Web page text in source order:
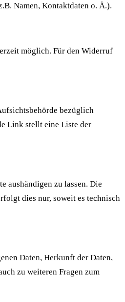
Namen, Kontaktdaten o. Ä.).
möglich. Für den Widerruf
bezüglich
Link stellt eine Liste der
aushändigen zu lassen. Die
dies nur, soweit es technisch
Daten, Herkunft der Daten,
zu weiteren Fragen zum